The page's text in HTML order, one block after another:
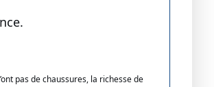
pas de chaussures, la richesse de